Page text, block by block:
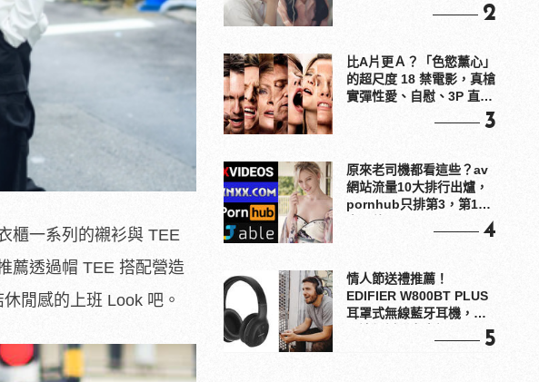
櫃一系列的襯衫與 TEE
薦透過帽 TEE 搭配營造
閒感的上班 Look 吧。
2
比A片更Ａ？「色慾薰心」
的超尺度 18 禁電影，真槍
實彈性愛、自慰、3P 直接
3
原來老司機都看這些？av
網站流量10大排行出爐，
pornhub只排第3，第1名
4
情人節送禮推薦！
EDIFIER W800BT PLUS
耳罩式無線藍牙耳機，在
5